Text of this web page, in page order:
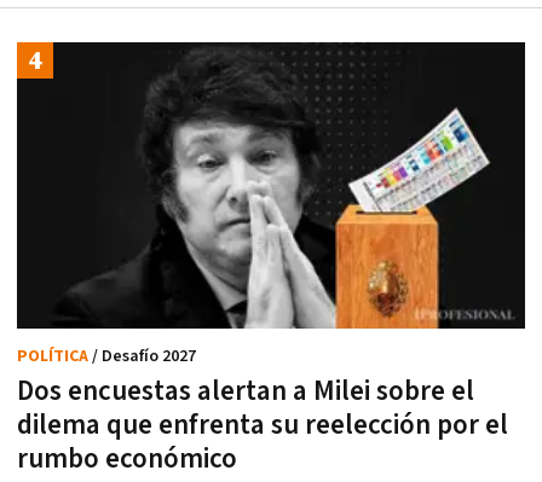
Dos encuestas alertan a Milei sobre el
dilema que enfrenta su reelección por el
rumbo económico
POLÍTICA/ Desafío 2027